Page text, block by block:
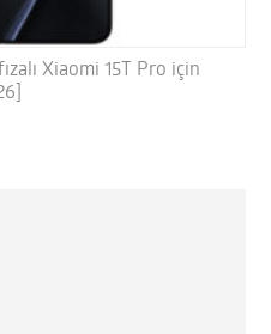
Xiaomi 15T Pro için